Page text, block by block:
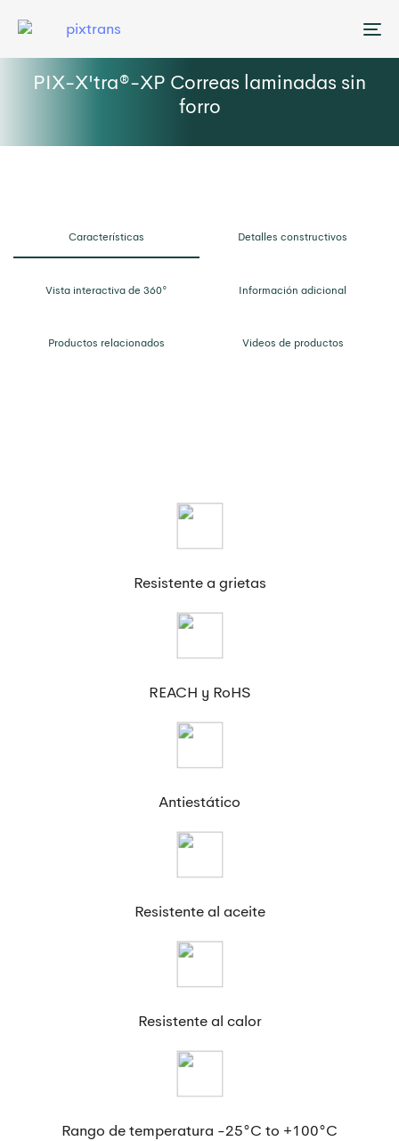
PIX-X'tra®-XP Correas laminadas sin
forro
Características Detalles constructivos
Vista interactiva de 360° Información adicional
Productos relacionados Videos de productos
Resistente a grietas
REACH y RoHS
Antiestático
Resistente al aceite
Resistente al calor
Rango de temperatura -25°C to +100°C